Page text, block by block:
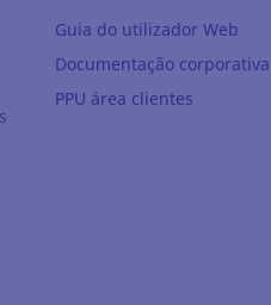
Guia do utilizador Web
Documentação corporativa
PPU área clientes